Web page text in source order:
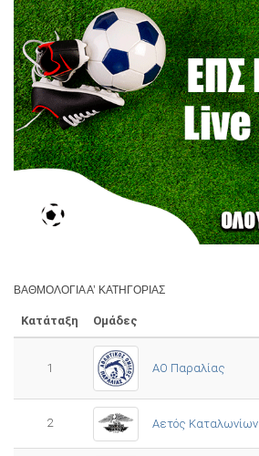
ΒΑΘΜΟΛΟΓΊΑ Α’ ΚΑΤΗΓΟΡΊΑΣ
Κατάταξη Ομάδες
1 ΑΟ Παραλίας
2 Αετός Καταλωνίων